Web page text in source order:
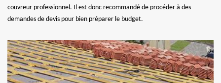
couvreur professionnel. Il est donc recommandé de procéder à des
demandes de devis pour bien préparer le budget.